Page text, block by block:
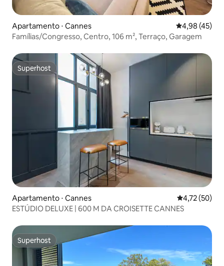
Apartamento ⋅ Cannes 4,98 de uma
4,98 (45)
Famílias/Congresso, Centro, 106 m², Terraço, Garagem
Superhost
Superhost
Apartamento ⋅ Cannes 4,72 de uma
4,72 (50)
ESTÚDIO DELUXE | 600 M DA CROISETTE CANNES
Superhost
Superhost